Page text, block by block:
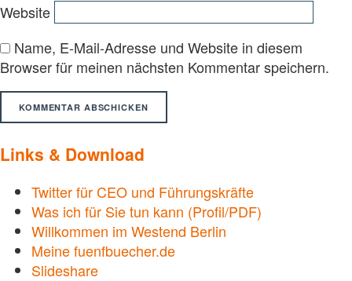
Website
Name, E-Mail-Adresse und Website in diesem
Browser für meinen nächsten Kommentar speichern.
Links & Download
Twitter für CEO und Führungskräfte
Was ich für Sie tun kann (Profil/PDF)
Willkommen im Westend Berlin
Meine fuenfbuecher.de
Slideshare